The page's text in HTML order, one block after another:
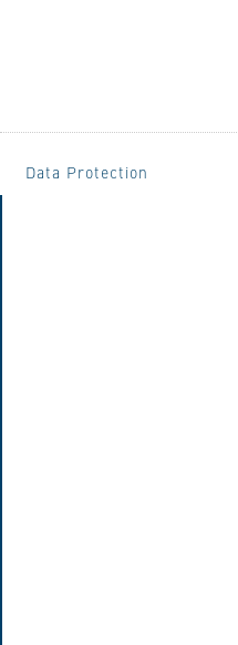
Data Protection